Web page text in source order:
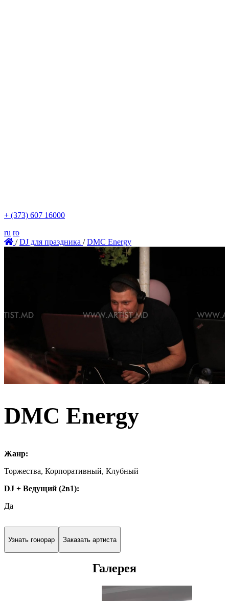
+ (373) 607 16000
ru ro
/ DJ для праздника / DMC Energy
DMC Energy
Жанр:
Торжества, Корпоративный, Клубный
DJ + Ведущий (2в1):
Да
Узнать гонорар Заказать артиста
Галерея